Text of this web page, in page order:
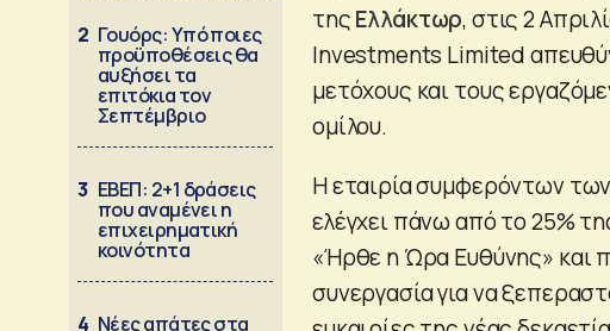
2 Γουόρς: Υπό ποιες
προϋποθέσεις θα
αυξήσει τα
επιτόκια τον
Σεπτέμβριο
3 ΕΒΕΠ: 2+1 δράσεις
που αναμένει η
επιχειρηματική
κοινότητα
4 Νέες απάτες στα
τηςΕλλάκτωρ, στις 2
Investments Limited
μετόχους και τους
ομίλου.
Η εταιρία συμφερόντων
ελέγχει πάνω από το 25%
«Ήρθε η Ώρα Ευθύνης» και
συνεργασία για να